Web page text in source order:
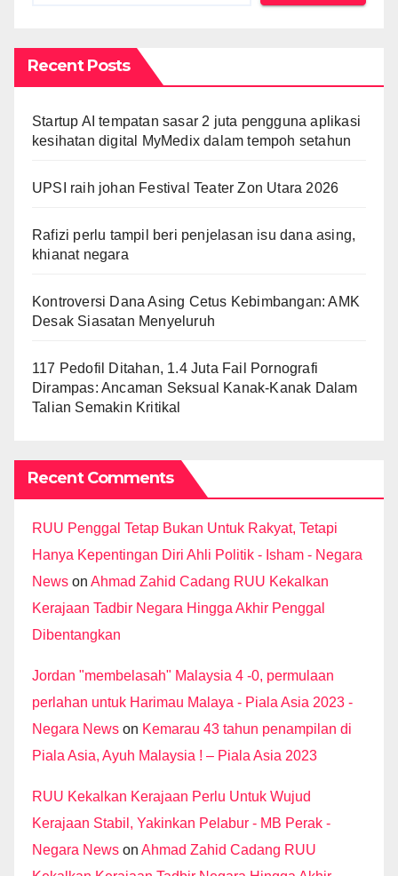
Recent Posts
Startup AI tempatan sasar 2 juta pengguna aplikasi
kesihatan digital MyMedix dalam tempoh setahun
UPSI raih johan Festival Teater Zon Utara 2026
Rafizi perlu tampil beri penjelasan isu dana asing,
khianat negara
Kontroversi Dana Asing Cetus Kebimbangan: AMK
Desak Siasatan Menyeluruh
117 Pedofil Ditahan, 1.4 Juta Fail Pornografi
Dirampas: Ancaman Seksual Kanak-Kanak Dalam
Talian Semakin Kritikal
Recent Comments
RUU Penggal Tetap Bukan Untuk Rakyat, Tetapi
Hanya Kepentingan Diri Ahli Politik - Isham - Negara
News on Ahmad Zahid Cadang RUU Kekalkan
Kerajaan Tadbir Negara Hingga Akhir Penggal
Dibentangkan
Jordan "membelasah" Malaysia 4 -0, permulaan
perlahan untuk Harimau Malaya - Piala Asia 2023 -
Negara News on Kemarau 43 tahun penampilan di
Piala Asia, Ayuh Malaysia ! – Piala Asia 2023
RUU Kekalkan Kerajaan Perlu Untuk Wujud
Kerajaan Stabil, Yakinkan Pelabur - MB Perak -
Negara News on Ahmad Zahid Cadang RUU